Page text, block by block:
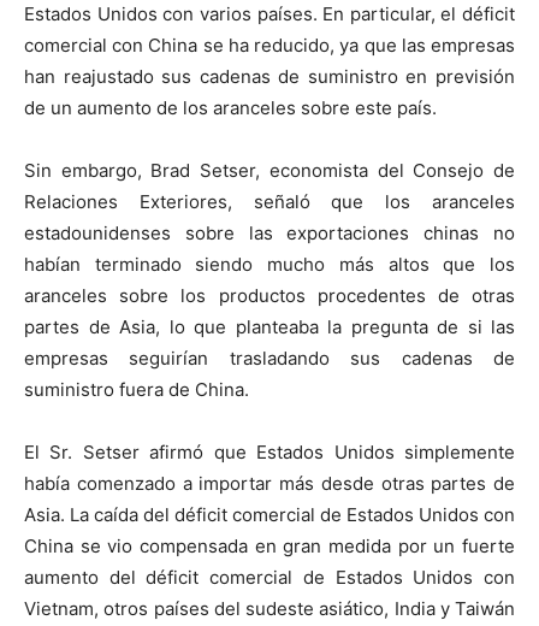
Estados Unidos con varios países. En particular, el déficit
comercial con China se ha reducido, ya que las empresas
han reajustado sus cadenas de suministro en previsión
de un aumento de los aranceles sobre este país.
Sin embargo, Brad Setser, economista del Consejo de
Relaciones Exteriores, señaló que los aranceles
estadounidenses sobre las exportaciones chinas no
habían terminado siendo mucho más altos que los
aranceles sobre los productos procedentes de otras
partes de Asia, lo que planteaba la pregunta de si las
empresas seguirían trasladando sus cadenas de
suministro fuera de China.
El Sr. Setser afirmó que Estados Unidos simplemente
había comenzado a importar más desde otras partes de
Asia. La caída del déficit comercial de Estados Unidos con
China se vio compensada en gran medida por un fuerte
aumento del déficit comercial de Estados Unidos con
Vietnam, otros países del sudeste asiático, India y Taiwán